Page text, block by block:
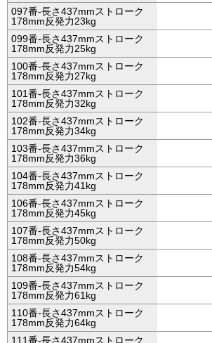
097番-長さ437mmストローク
178mm反発力23kg
099番-長さ437mmストローク
178mm反発力25kg
100番-長さ437mmストローク
178mm反発力27kg
101番-長さ437mmストローク
178mm反発力32kg
102番-長さ437mmストローク
178mm反発力34kg
103番-長さ437mmストローク
178mm反発力36kg
104番-長さ437mmストローク
178mm反発力41kg
106番-長さ437mmストローク
178mm反発力45kg
107番-長さ437mmストローク
178mm反発力50kg
108番-長さ437mmストローク
178mm反発力54kg
109番-長さ437mmストローク
178mm反発力61kg
110番-長さ437mmストローク
178mm反発力64kg
111番-長さ437mmストローク